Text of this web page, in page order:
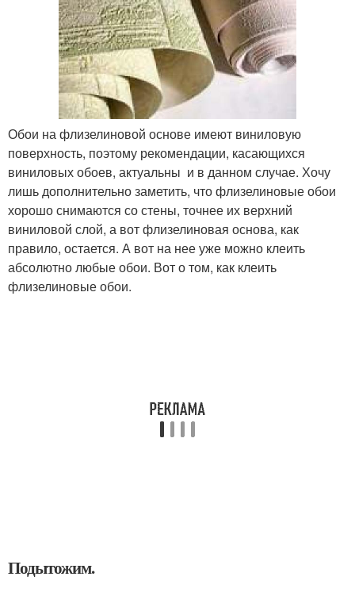
Обои на флизелиновой основе имеют виниловую
поверхность, поэтому рекомендации, касающихся
виниловых обоев, актуальны и в данном случае. Хочу
лишь дополнительно заметить, что флизелиновые обои
хорошо снимаются со стены, точнее их верхний
виниловой слой, а вот флизелиновая основа, как
правило, остается. А вот на нее уже можно клеить
абсолютно любые обои. Вот о том, как клеить
флизелиновые обои.
Подытожим.